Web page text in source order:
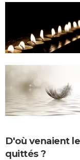
D'où venaient
quittés ?